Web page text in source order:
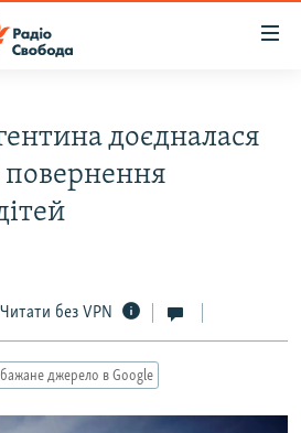
РОКІВ
доєдналася
повернення
Читати без VPN
джерело в Google